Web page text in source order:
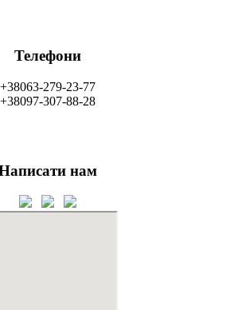
Телефони​
+38063-279-23-77
+38097-307-88-28
нам